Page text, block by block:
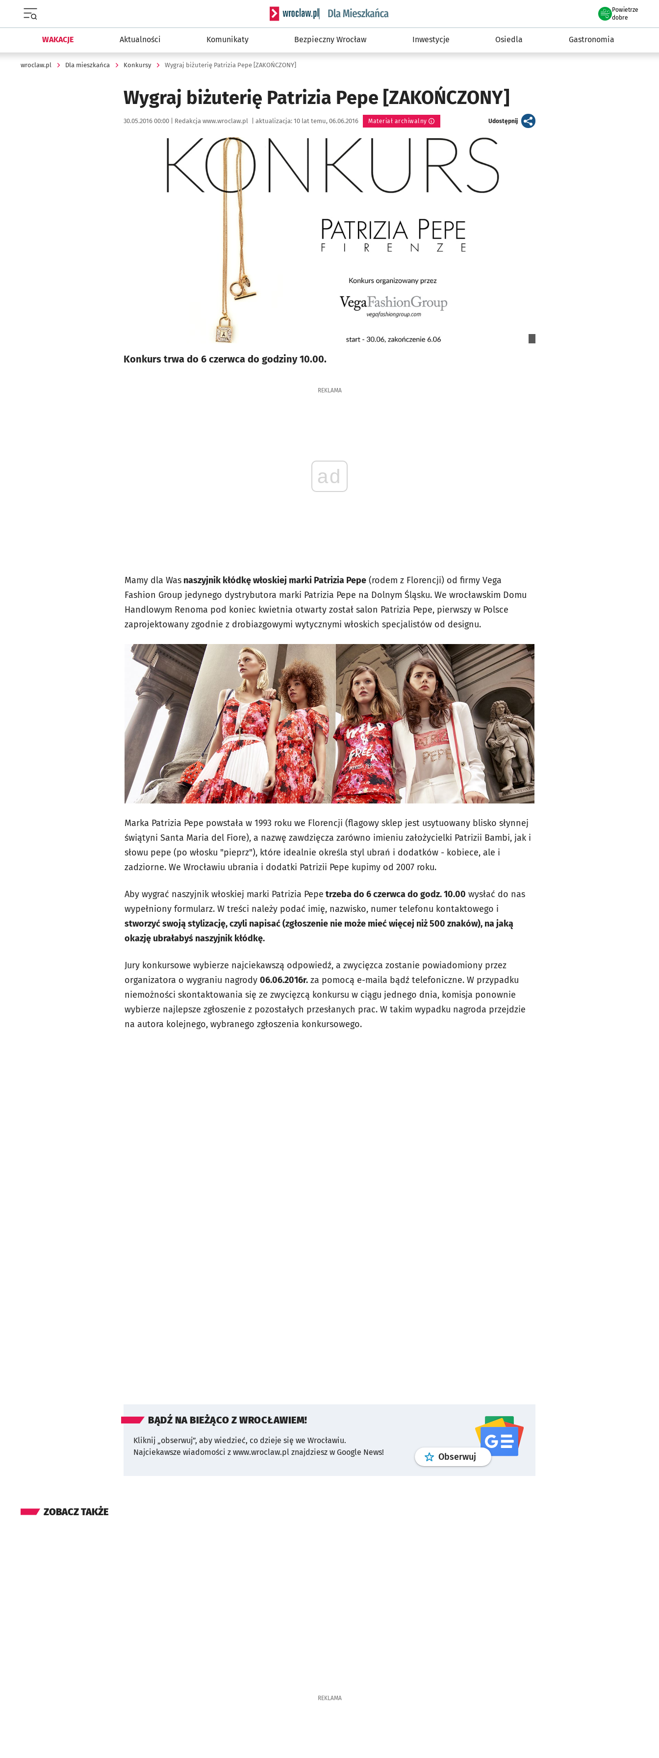
Serwis informacyjny wroclaw.pl podserwis: Dla mieszkańca
Powietrze
we Wrocławiu
dobre
WAKACJE Aktualności Komunikaty Bezpieczny Wrocław Inwestycje Osiedla Gastronomia
wroclaw.pl Dla mieszkańca Konkursy Wygraj biżuterię Patrizia Pepe [ZAKOŃCZONY]
Wygraj biżuterię Patrizia Pepe [ZAKOŃCZONY]
Data publikacji:
30.05.2016 00:00 | Autor:
Redakcja www.wroclaw.pl aktualizacja: 10 lat temu, 06.06.2016 Materiał archiwalny Udostępnijartykuł
Kliknij, aby powiększyć
Konkurs trwa do 6 czerwca do godziny 10.00.
REKLAMA
ad
Mamy dla Was naszyjnik kłódkę włoskiej marki Patrizia Pepe (rodem z Florencji) od firmy Vega
Fashion Group jedynego dystrybutora marki Patrizia Pepe na Dolnym Śląsku. We wrocławskim Domu
Handlowym Renoma pod koniec kwietnia otwarty został salon Patrizia Pepe, pierwszy w Polsce
zaprojektowany zgodnie z drobiazgowymi wytycznymi włoskich specjalistów od designu.
Marka Patrizia Pepe powstała w 1993 roku we Florencji (flagowy sklep jest usytuowany blisko słynnej
świątyni Santa Maria del Fiore), a nazwę zawdzięcza zarówno imieniu założycielki Patrizii Bambi, jak i
słowu pepe (po włosku "pieprz"), które idealnie określa styl ubrań i dodatków - kobiece, ale i
zadziorne. We Wrocławiu ubrania i dodatki Patrizii Pepe kupimy od 2007 roku.
Aby wygrać naszyjnik włoskiej marki Patrizia Pepe trzeba do 6 czerwca do godz. 10.00 wysłać do nas
wypełniony formularz. W treści należy podać imię, nazwisko, numer telefonu kontaktowego i
stworzyć swoją stylizację, czyli napisać (zgłoszenie nie może mieć więcej niż 500 znaków), na jaką
okazję ubrałabyś naszyjnik kłódkę.
Jury konkursowe wybierze najciekawszą odpowiedź, a zwycięzca zostanie powiadomiony przez
organizatora o wygraniu nagrody 06.06.2016r. za pomocą e-maila bądź telefoniczne. W przypadku
niemożności skontaktowania się ze zwycięzcą konkursu w ciągu jednego dnia, komisja ponownie
wybierze najlepsze zgłoszenie z pozostałych przesłanych prac. W takim wypadku nagroda przejdzie
na autora kolejnego, wybranego zgłoszenia konkursowego.
BĄDŹ NA BIEŻĄCO Z WROCŁAWIEM!
Kliknij „obserwuj”, aby wiedzieć, co dzieje się we Wrocławiu.
Najciekawsze wiadomości z www.wroclaw.pl znajdziesz w Google News!
Obserwuj profilgoogle news
ZOBACZ TAKŻE
REKLAMA